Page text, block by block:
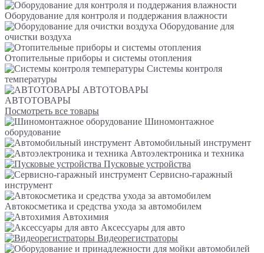
Оборудование для контроля и поддержания влажности
Оборудование для
очистки воздуха
Отопительные приборы и системы отопления
Системы контроля
температуры
АВТОТОВАРЫ
АВТОТОВАРЫ
Посмотреть все товары
Шиномонтажное
оборудование
Автомобильный инструмент
Автоэлектроника и техника
Пусковые устройства
Сервисно-гаражный
инструмент
Автокосметика и средства ухода за автомобилем
Автохимия
Аксессуары для авто
Видеорегистраторы